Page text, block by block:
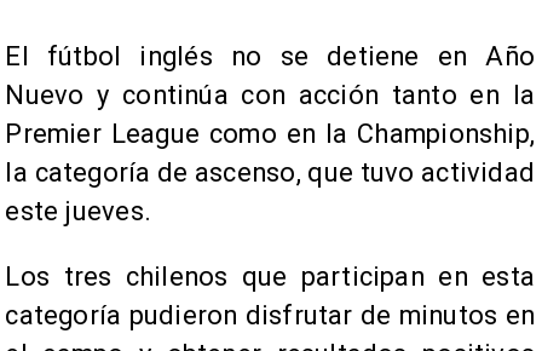
El fútbol inglés no se detiene en Año
Nuevo y continúa con acción tanto en la
Premier League como en la Championship,
la categoría de ascenso, que tuvo actividad
este jueves.
Los tres chilenos que participan en esta
categoría pudieron disfrutar de minutos en